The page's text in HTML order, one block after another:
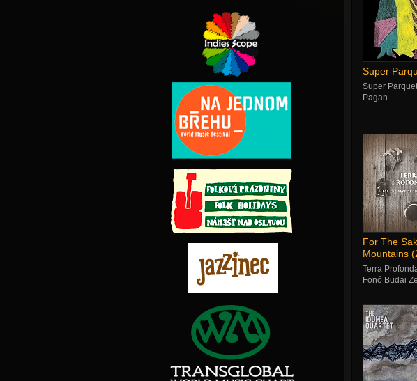
Super
Super Parquet
Pagan
For The
Mountains
Terra
Fonó Budai